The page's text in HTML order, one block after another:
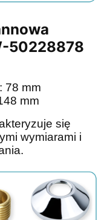
50228878
78 mm
mm
się
wymiarami i